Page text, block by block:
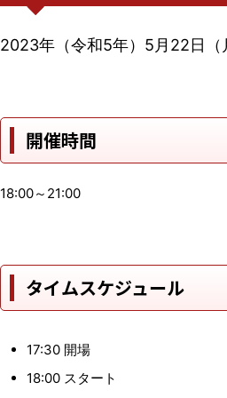
2023年（令和5年）5月22日（
開催時間
18:00～21:00
タイムスケジュール
17:30 開場
18:00 スタート